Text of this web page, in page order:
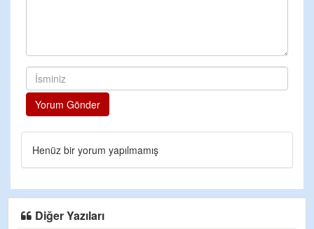
Yorum Gönder
Henüz bir yorum yapılmamış
Diğer Yazıları